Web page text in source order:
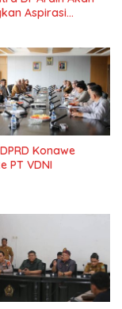
Aspirasi
Konawe
PT VDNI